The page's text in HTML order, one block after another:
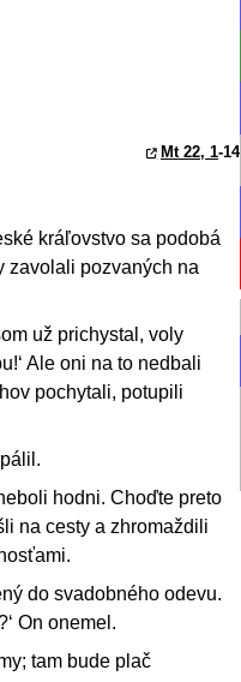
Mt 22, 1-14
kráľovstvo sa podobá
zavolali pozvaných na
už prichystal, voly
Ale oni na to nedbali
pochytali, potupili
hodni. Choďte preto
na cesty a zhromaždili
do svadobného odevu.
On onemel.
tam bude plač